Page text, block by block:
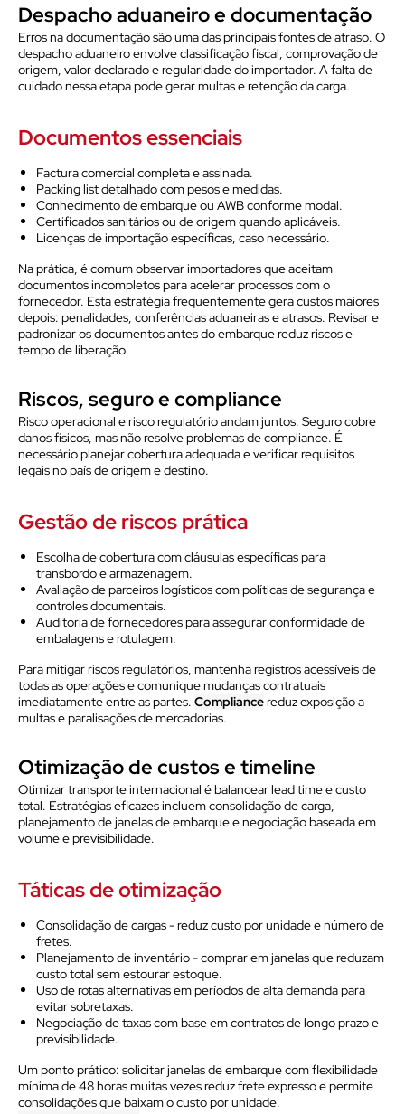
Despacho aduaneiro e documentação
Erros na documentação são uma das principais fontes de atraso. O
despacho aduaneiro envolve classificação fiscal, comprovação de
origem, valor declarado e regularidade do importador. A falta de
cuidado nessa etapa pode gerar multas e retenção da carga.
Documentos essenciais
Factura comercial completa e assinada.
Packing list detalhado com pesos e medidas.
Conhecimento de embarque ou AWB conforme modal.
Certificados sanitários ou de origem quando aplicáveis.
Licenças de importação específicas, caso necessário.
Na prática, é comum observar importadores que aceitam
documentos incompletos para acelerar processos com o
fornecedor. Esta estratégia frequentemente gera custos maiores
depois: penalidades, conferências aduaneiras e atrasos. Revisar e
padronizar os documentos antes do embarque reduz riscos e
tempo de liberação.
Riscos, seguro e compliance
Risco operacional e risco regulatório andam juntos. Seguro cobre
danos físicos, mas não resolve problemas de compliance. É
necessário planejar cobertura adequada e verificar requisitos
legais no país de origem e destino.
Gestão de riscos prática
Escolha de cobertura com cláusulas específicas para
transbordo e armazenagem.
Avaliação de parceiros logísticos com políticas de segurança e
controles documentais.
Auditoria de fornecedores para assegurar conformidade de
embalagens e rotulagem.
Para mitigar riscos regulatórios, mantenha registros acessíveis de
todas as operações e comunique mudanças contratuais
imediatamente entre as partes. Compliancereduz exposição a
multas e paralisações de mercadorias.
Otimização de custos e timeline
Otimizar transporte internacional é balancear lead time e custo
total. Estratégias eficazes incluem consolidação de carga,
planejamento de janelas de embarque e negociação baseada em
volume e previsibilidade.
Táticas de otimização
Consolidação de cargas - reduz custo por unidade e número de
fretes.
Planejamento de inventário - comprar em janelas que reduzam
custo total sem estourar estoque.
Uso de rotas alternativas em períodos de alta demanda para
evitar sobretaxas.
Negociação de taxas com base em contratos de longo prazo e
previsibilidade.
Um ponto prático: solicitar janelas de embarque com flexibilidade
mínima de 48 horas muitas vezes reduz frete expresso e permite
consolidações que baixam o custo por unidade.